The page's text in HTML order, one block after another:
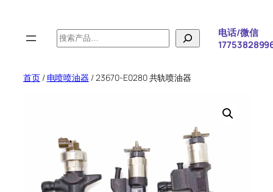
搜
索
电话/微信
首页/ 电喷喷油器 / 23670-E0280 共轨喷油器